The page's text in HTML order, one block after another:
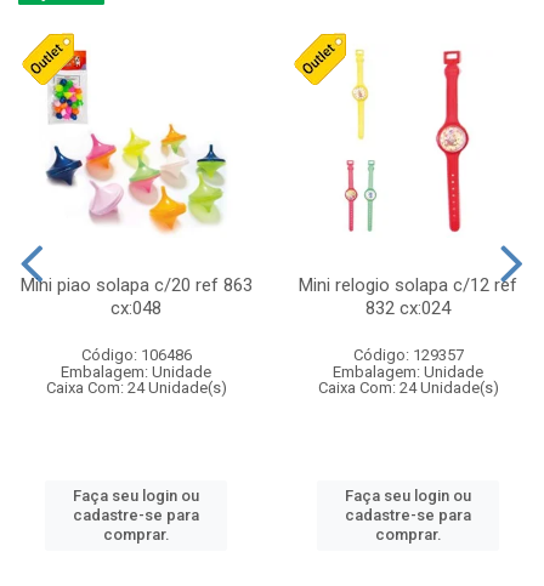
Mini piao solapa c/20 ref 863
cx:048
Código: 106486
Embalagem: Unidade
Caixa Com: 24 Unidade(s)
Faça seu login ou
cadastre-se para
comprar.
Mini relogio solapa c/12 ref
832 cx:024
Código: 129357
Embalagem: Unidade
Caixa Com: 24 Unidade(s)
Faça seu login ou
cadastre-se para
comprar.